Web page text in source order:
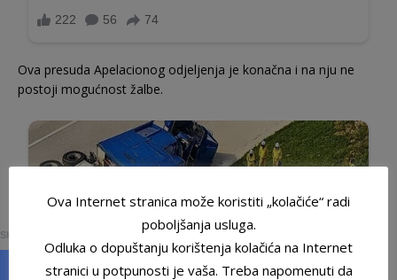
Ova presuda Apelacionog odjeljenja je konačna i na nju ne
postoji mogućnost žalbe.
Ova Internet stranica može koristiti „kolačiće“ radi
poboljšanja usluga.
Odluka o dopuštanju korištenja kolačića na Internet
stranici u potpunosti je vaša. Treba napomenuti da
SHARES